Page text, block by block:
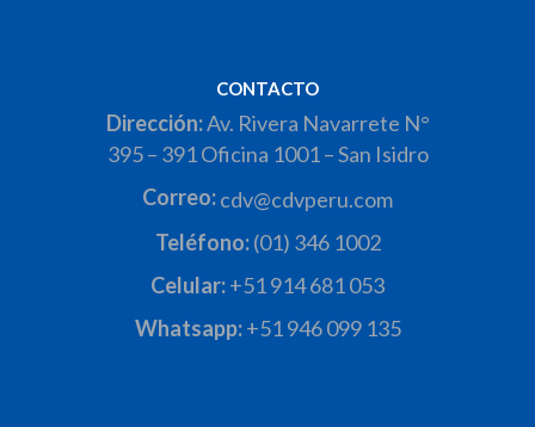
CONTACTO
Dirección:Av. Rivera Navarrete N°
395 – 391 Oficina 1001 – San Isidro
Correo:cdv@cdvperu.com
Teléfono:(01) 346 1002
Celular:+51 914 681 053
Whatsapp:+51 946 099 135